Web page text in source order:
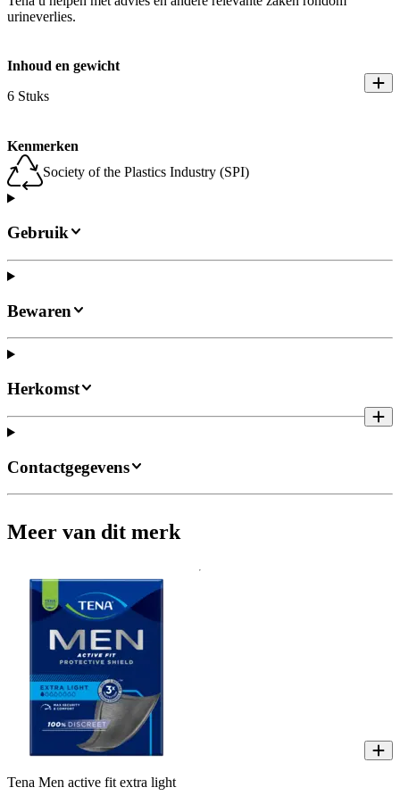
urineverlies.
Inhoud en gewicht
6 Stuks
Kenmerken
Society of the Plastics Industry (SPI)
Gebruik
Bewaren
Herkomst
Contactgegevens
Meer van dit merk
Tena Men active fit extra light